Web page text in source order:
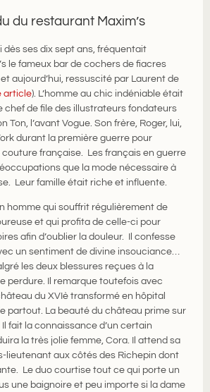
du restaurant Maxim’s
dès ses dix sept ans, fréquentait
le fameux bar de cochers de fiacres
aujourd’hui, ressuscité par Laurent de
article). L’homme au chic indéniable était
chef de file des illustrateurs fondateurs
Ton, l’avant Vogue. Son frère, Roger, lui,
durant la première guerre pour
couture française. Les français en guerre
que la mode nécessaire à
Leur famille était riche et influente.
homme qui souffrit régulièrement de
et qui profita de celle-ci pour
afin d’oublier la douleur. Il confesse
un sentiment de divine insouciance…
les deux blessures reçues à la
perdure. Il remarque toutefois avec
du XVIè transformé en hôpital
partout. La beauté du château prime sur
fait la connaissance d’un certain
la très jolie femme, Cora. Il attend sa
lieutenant aux côtés des Richepin dont
Le duo courtise tout ce qui porte un
une baignoire et peu importe si la dame